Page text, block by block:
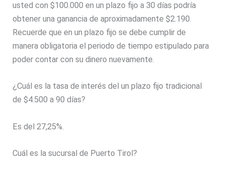
usted con $100.000 en un plazo fijo a 30 días podría
obtener una ganancia de aproximadamente $2.190.
Recuerde que en un plazo fijo se debe cumplir de
manera obligatoria el periodo de tiempo estipulado para
poder contar con su dinero nuevamente.
¿Cuál es la tasa de interés del un plazo fijo tradicional
de $4.500 a 90 días?
Es del 27,25%.
Cuál es la sucursal de Puerto Tirol?